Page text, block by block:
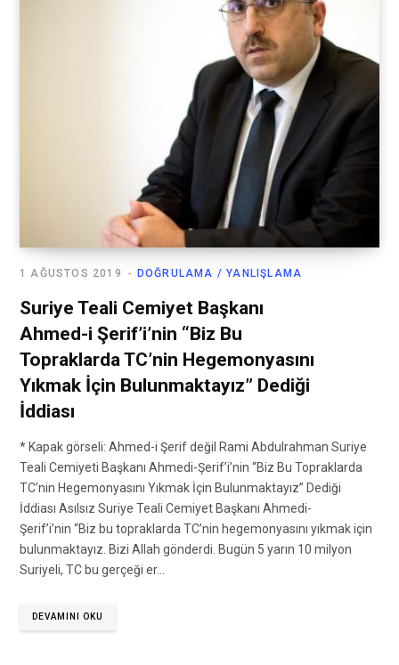
DOĞRULAMA / YANLIŞLAMA
1 AĞUSTOS 2019
Suriye Teali Cemiyet Başkanı
Ahmed-i Şerif’i’nin “Biz Bu
Topraklarda TC’nin Hegemonyasını
Yıkmak İçin Bulunmaktayız” Dediği
İddiası
* Kapak görseli: Ahmed-i Şerif değil Rami Abdulrahman Suriye
Teali Cemiyeti Başkanı Ahmedi-Şerif’i’nin “Biz Bu Topraklarda
TC’nin Hegemonyasını Yıkmak İçin Bulunmaktayız” Dediği
İddiası Asılsız Suriye Teali Cemiyet Başkanı Ahmedi-
Şerif’i’nin “Biz bu topraklarda TC’nin hegemonyasını yıkmak için
bulunmaktayız. Bizi Allah gönderdi. Bugün 5 yarın 10 milyon
Suriyeli, TC bu gerçeği er…
DEVAMINI OKU